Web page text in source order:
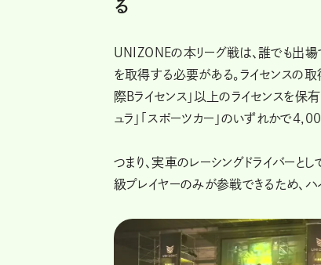
る
UNIZONEの本リーグ戦は、誰でも出場
を取得する必要がある。ライセンスの
際Bライセンス」以上のライセンスを保有
ュラ」「スポーツカー」のいずれかで
つまり、実車のレーシングドライバー
級プレイヤーのみが参戦できるため、